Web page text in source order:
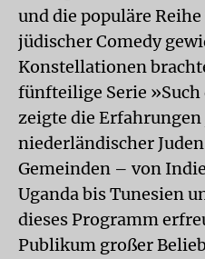
und die populäre
jüdischer Comedy
Konstellationen
fünfteilige Serie »Such
zeigte die
niederländischer
Gemeinden – von
Uganda bis Tunesien
dieses Programm
Publikum großer